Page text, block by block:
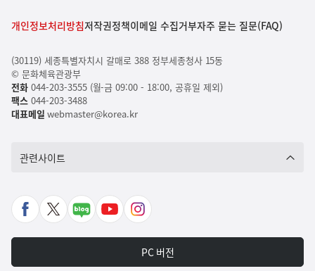
개인정보처리방침저작권정책이메일 수집거부자주 묻는 질문(FAQ)
(30119) 세종특별자치시 갈매로 388 정부세종청사 15동
© 문화체육관광부
전화044-203-3555 (월-금 09:00 - 18:00, 공휴일 제외)
팩스044-203-3488
대표메일 webmaster@korea.kr
관련사이트
페
북
X
가
네
포
유
바
인
타
그
PC 버전